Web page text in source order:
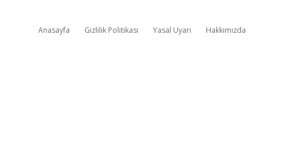
Anasayfa Gizlilik Politikası Yasal Uyarı Hakkımızda